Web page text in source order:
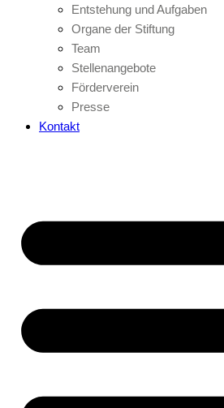
Entstehung und Aufgaben
Organe der Stiftung
Team
Stellenangebote
Förderverein
Presse
Kontakt